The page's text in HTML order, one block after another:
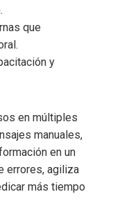
que
y
en múltiples
manuales,
en un
errores, agiliza
más tiempo